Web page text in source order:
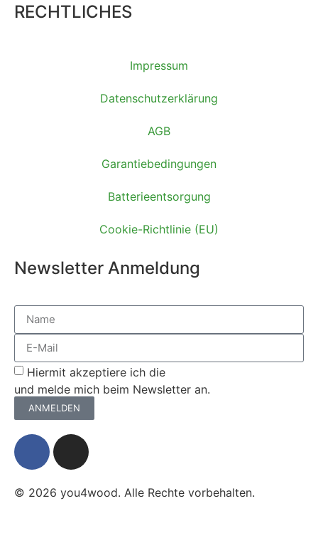
RECHTLICHES
Impressum
Datenschutzerklärung
AGB
Garantiebedingungen
Batterieentsorgung
Cookie-Richtlinie (EU)
Newsletter Anmeldung
Hiermit akzeptiere ich die
und melde mich beim Newsletter an.
ANMELDEN
© 2026 you4wood. Alle Rechte vorbehalten.